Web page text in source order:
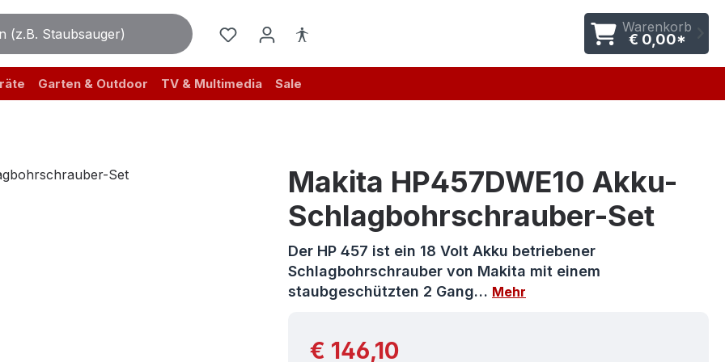
Warenkorb
€ 0,00*
Garten & Outdoor TV & Multimedia Sale
Makita HP457DWE10 Akku-
Schlagbohrschrauber-Set
Der HP 457 ist ein 18 Volt Akku betriebener
Schlagbohrschrauber von Makita mit einem
staubgeschützten 2 Gang… Mehr
Regulärer Preis:
€ 146,10